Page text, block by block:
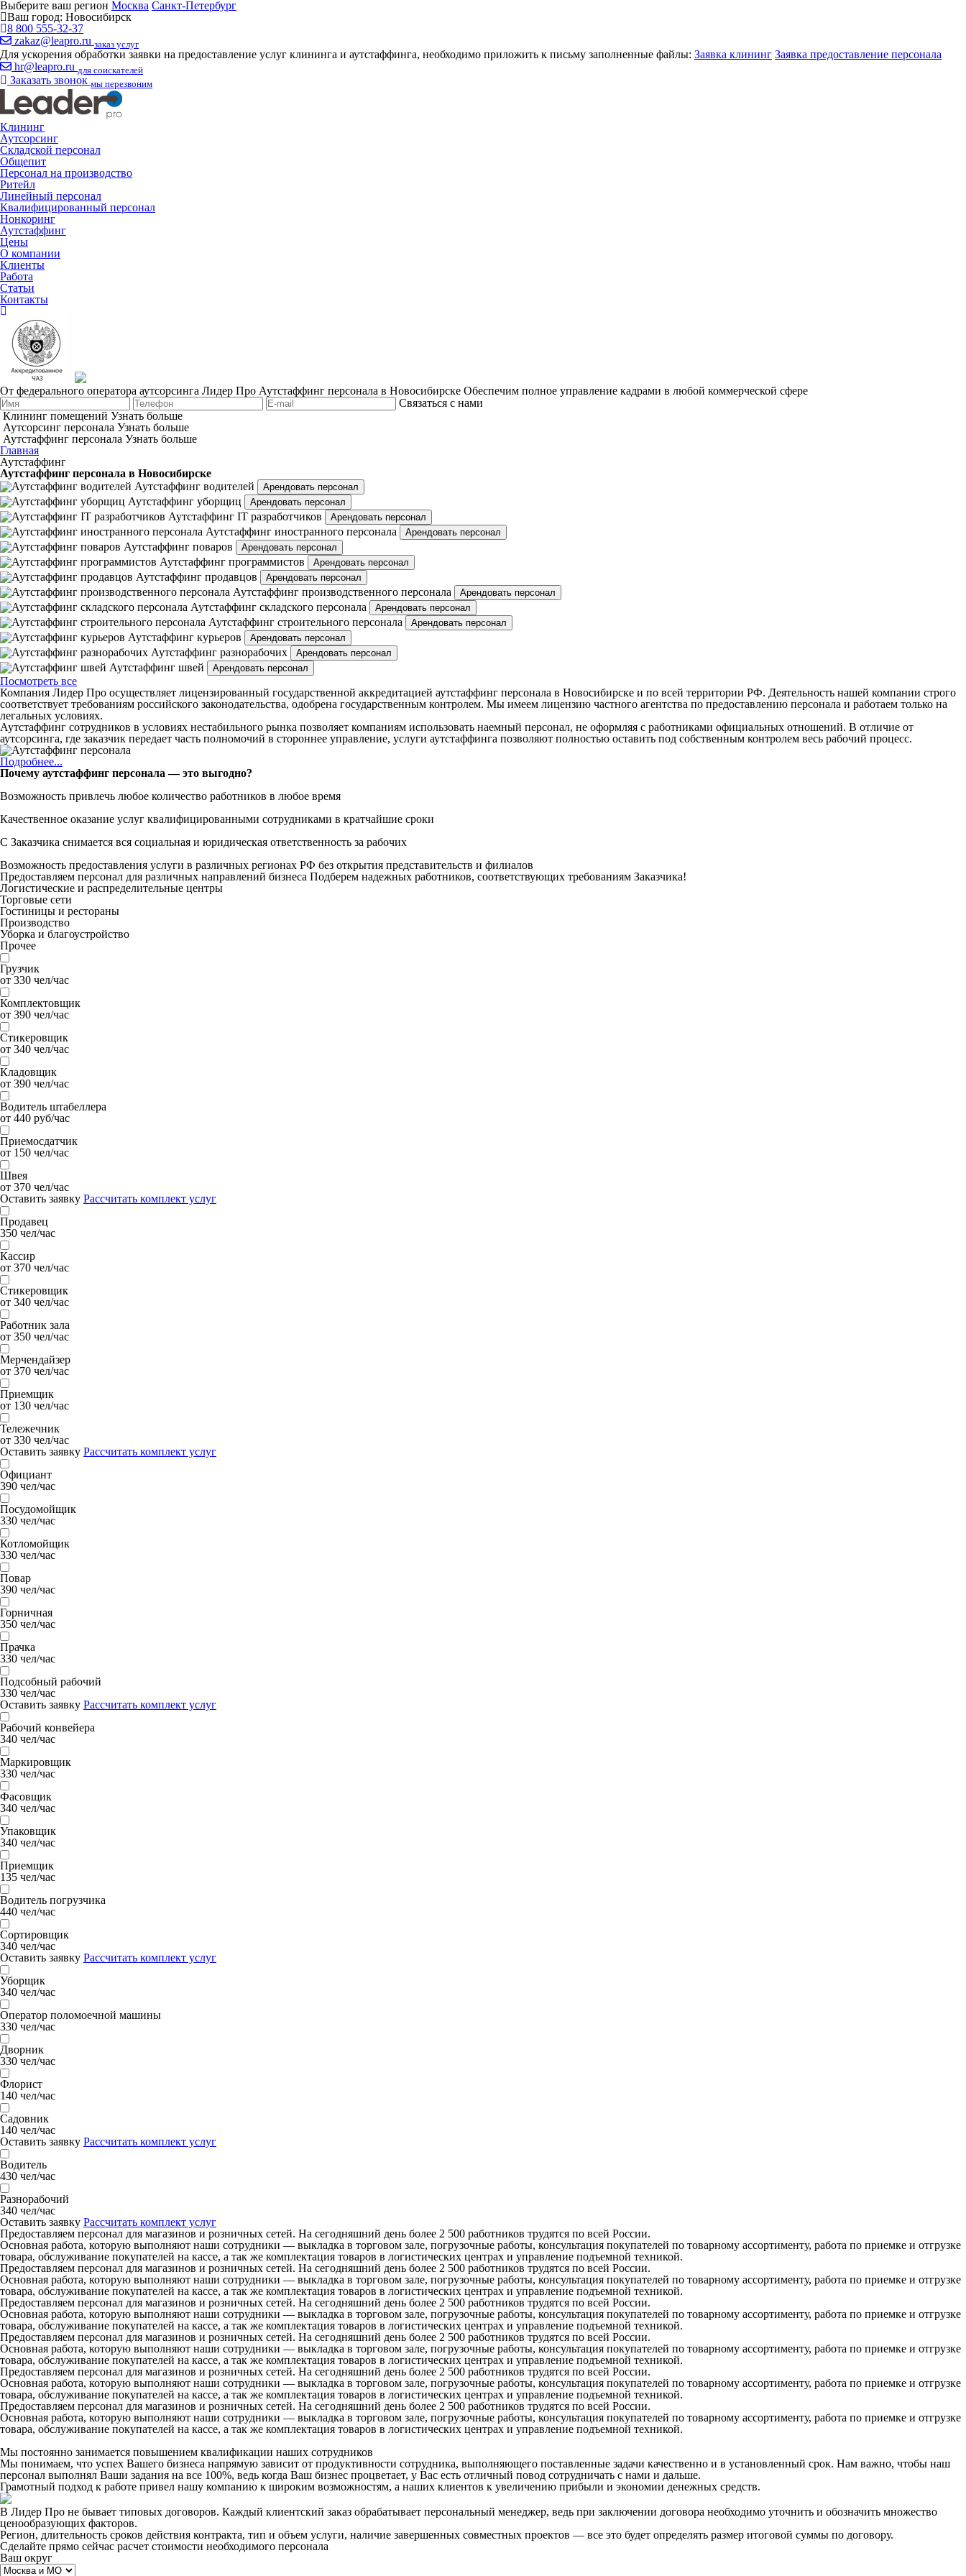
Выберите ваш регион Москва Санкт-Петербург
Ваш город: Новосибирск
8 800 555-32-37
zakaz@leapro.ru заказ услуг
Для ускорения обработки заявки на предоставление услуг клининга и аутстаффинга, необходимо приложить к письму заполненные файлы: Заявка клининг Заявка предоставление персонала
hr@leapro.ru для соискателей
Заказать звонок мы перезвоним
Клининг
Аутсорсинг
Складской персонал
Общепит
Персонал на производство
Ритейл
Линейный персонал
Квалифицированный персонал
Нонкоринг
Аутстаффинг
Цены
О компании
Клиенты
Работа
Статьи
Контакты
От федерального оператора аутсорсинга Лидер Про Аутстаффинг персонала в Новосибирске Обеспечим полное управление кадрами в любой коммерческой сфере
Связаться с нами
Клининг помещений Узнать больше
Аутсорсинг персонала Узнать больше
Аутстаффинг персонала Узнать больше
Главная
Аутстаффинг
Аутстаффинг персонала в Новосибирске
Аутстаффинг водителей
Арендовать персонал
Аутстаффинг уборщиц Арендовать персонал
Аутстаффинг IT разработчиков Арендовать персонал
Аутстаффинг иностранного персонала Арендовать персонал
Аутстаффинг поваров Арендовать персонал
Аутстаффинг программистов Арендовать персонал
Аутстаффинг продавцов Арендовать персонал
Аутстаффинг производственного персонала Арендовать персонал
Аутстаффинг складского персонала Арендовать персонал
Аутстаффинг строительного персонала Арендовать персонал
Аутстаффинг курьеров Арендовать персонал
Аутстаффинг разнорабочих Арендовать персонал
Аутстаффинг швей Арендовать персонал
Посмотреть все
Компания Лидер Про осуществляет лицензированный государственной аккредитацией аутстаффинг персонала в Новосибирске и по всей территории РФ. Деятельность нашей компании строго
соответствует требованиям российского законодательства, одобрена государственным контролем. Мы имеем лицензию частного агентства по предоставлению персонала и работаем только на
легальных условиях.
Аутстаффинг сотрудников в условиях нестабильного рынка позволяет компаниям использовать наемный персонал, не оформляя с работниками официальных отношений. В отличие от
аутсорсинга, где заказчик передает часть полномочий в стороннее управление, услуги аутстаффинга позволяют полностью оставить под собственным контролем весь рабочий процесс.
Подробнее...
Почему аутстаффинг персонала — это выгодно?
Возможность привлечь любое количество работников в любое время
Качественное оказание услуг квалифицированными сотрудниками в кратчайшие сроки
С Заказчика снимается вся социальная и юридическая ответственность за рабочих
Возможность предоставления услуги в различных регионах РФ без открытия представительств и филиалов
Предоставляем персонал для различных направлений бизнеса Подберем надежных работников, соответствующих требованиям Заказчика!
Логистические и распределительные центры
Торговые сети
Гостиницы и рестораны
Производство
Уборка и благоустройство
Прочее
Грузчик
от 330 чел/час
Комплектовщик
от 390 чел/час
Стикеровщик
от 340 чел/час
Кладовщик
от 390 чел/час
Водитель штабеллера
от 440 руб/час
Приемосдатчик
от 150 чел/час
Швея
от 370 чел/час
Оставить заявку Рассчитать комплект услуг
Продавец
350 чел/час
Кассир
от 370 чел/час
Стикеровщик
от 340 чел/час
Работник зала
от 350 чел/час
Мерчендайзер
от 370 чел/час
Приемщик
от 130 чел/час
Тележечник
от 330 чел/час
Оставить заявку Рассчитать комплект услуг
Официант
390 чел/час
Посудомойщик
330 чел/час
Котломойщик
330 чел/час
Повар
390 чел/час
Горничная
350 чел/час
Прачка
330 чел/час
Подсобный рабочий
330 чел/час
Оставить заявку Рассчитать комплект услуг
Рабочий конвейера
340 чел/час
Маркировщик
330 чел/час
Фасовщик
340 чел/час
Упаковщик
340 чел/час
Приемщик
135 чел/час
Водитель погрузчика
440 чел/час
Сортировщик
340 чел/час
Оставить заявку Рассчитать комплект услуг
Уборщик
340 чел/час
Оператор поломоечной машины
330 чел/час
Дворник
330 чел/час
Флорист
140 чел/час
Садовник
140 чел/час
Оставить заявку Рассчитать комплект услуг
Водитель
430 чел/час
Разнорабочий
340 чел/час
Оставить заявку Рассчитать комплект услуг
Предоставляем персонал для магазинов и розничных сетей. На сегодняшний день более 2 500 работников трудятся по всей России.
Основная работа, которую выполняют наши сотрудники — выкладка в торговом зале, погрузочные работы, консультация покупателей по товарному ассортименту, работа по приемке и отгрузке
товара, обслуживание покупателей на кассе, а так же комплектация товаров в логистических центрах и управление подъемной техникой.
Предоставляем персонал для магазинов и розничных сетей. На сегодняшний день более 2 500 работников трудятся по всей России.
Основная работа, которую выполняют наши сотрудники — выкладка в торговом зале, погрузочные работы, консультация покупателей по товарному ассортименту, работа по приемке и отгрузке
товара, обслуживание покупателей на кассе, а так же комплектация товаров в логистических центрах и управление подъемной техникой.
Предоставляем персонал для магазинов и розничных сетей. На сегодняшний день более 2 500 работников трудятся по всей России.
Основная работа, которую выполняют наши сотрудники — выкладка в торговом зале, погрузочные работы, консультация покупателей по товарному ассортименту, работа по приемке и отгрузке
товара, обслуживание покупателей на кассе, а так же комплектация товаров в логистических центрах и управление подъемной техникой.
Предоставляем персонал для магазинов и розничных сетей. На сегодняшний день более 2 500 работников трудятся по всей России.
Основная работа, которую выполняют наши сотрудники — выкладка в торговом зале, погрузочные работы, консультация покупателей по товарному ассортименту, работа по приемке и отгрузке
товара, обслуживание покупателей на кассе, а так же комплектация товаров в логистических центрах и управление подъемной техникой.
Предоставляем персонал для магазинов и розничных сетей. На сегодняшний день более 2 500 работников трудятся по всей России.
Основная работа, которую выполняют наши сотрудники — выкладка в торговом зале, погрузочные работы, консультация покупателей по товарному ассортименту, работа по приемке и отгрузке
товара, обслуживание покупателей на кассе, а так же комплектация товаров в логистических центрах и управление подъемной техникой.
Предоставляем персонал для магазинов и розничных сетей. На сегодняшний день более 2 500 работников трудятся по всей России.
Основная работа, которую выполняют наши сотрудники — выкладка в торговом зале, погрузочные работы, консультация покупателей по товарному ассортименту, работа по приемке и отгрузке
товара, обслуживание покупателей на кассе, а так же комплектация товаров в логистических центрах и управление подъемной техникой.
Мы постоянно занимается повышением квалификации наших сотрудников
Мы понимаем, что успех Вашего бизнеса напрямую зависит от продуктивности сотрудника, выполняющего поставленные задачи качественно и в установленный срок. Нам важно, чтобы наш
персонал выполнял Ваши задания на все 100%, ведь когда Ваш бизнес процветает, у Вас есть отличный повод сотрудничать с нами и дальше.
Грамотный подход к работе привел нашу компанию к широким возможностям, а наших клиентов к увеличению прибыли и экономии денежных средств.
В Лидер Про не бывает типовых договоров. Каждый клиентский заказ обрабатывает персональный менеджер, ведь при заключении договора необходимо уточнить и обозначить множество
ценообразующих факторов.
Регион, длительность сроков действия контракта, тип и объем услуги, наличие завершенных совместных проектов — все это будет определять размер итоговой суммы по договору.
Сделайте прямо сейчас расчет стоимости необходимого персонала
Ваш округ